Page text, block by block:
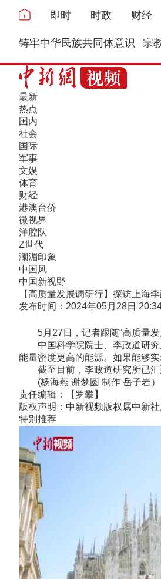
即时 时政 财经
铸牢中华民族共同体意识 宗
最新
热点
国内
社会
国际
军事
文娱
体育
财经
港澳台侨
微视界
洋腔队
Z世代
澜湄印象
中国风
中国新视野
【高质量发展调研行】探访上海
发布时间：2024年05月28日
5月27日，记者跟随“高质量发
中国科学院院士、李政道研究
能量密度更高的能源。如果能够实
截至目前，李政道研究所已汇
(杨海燕 谢梦圆 制作 岳子岩）
责任编辑：【罗攀】
版权声明：中新视频版权属中新
特别推荐